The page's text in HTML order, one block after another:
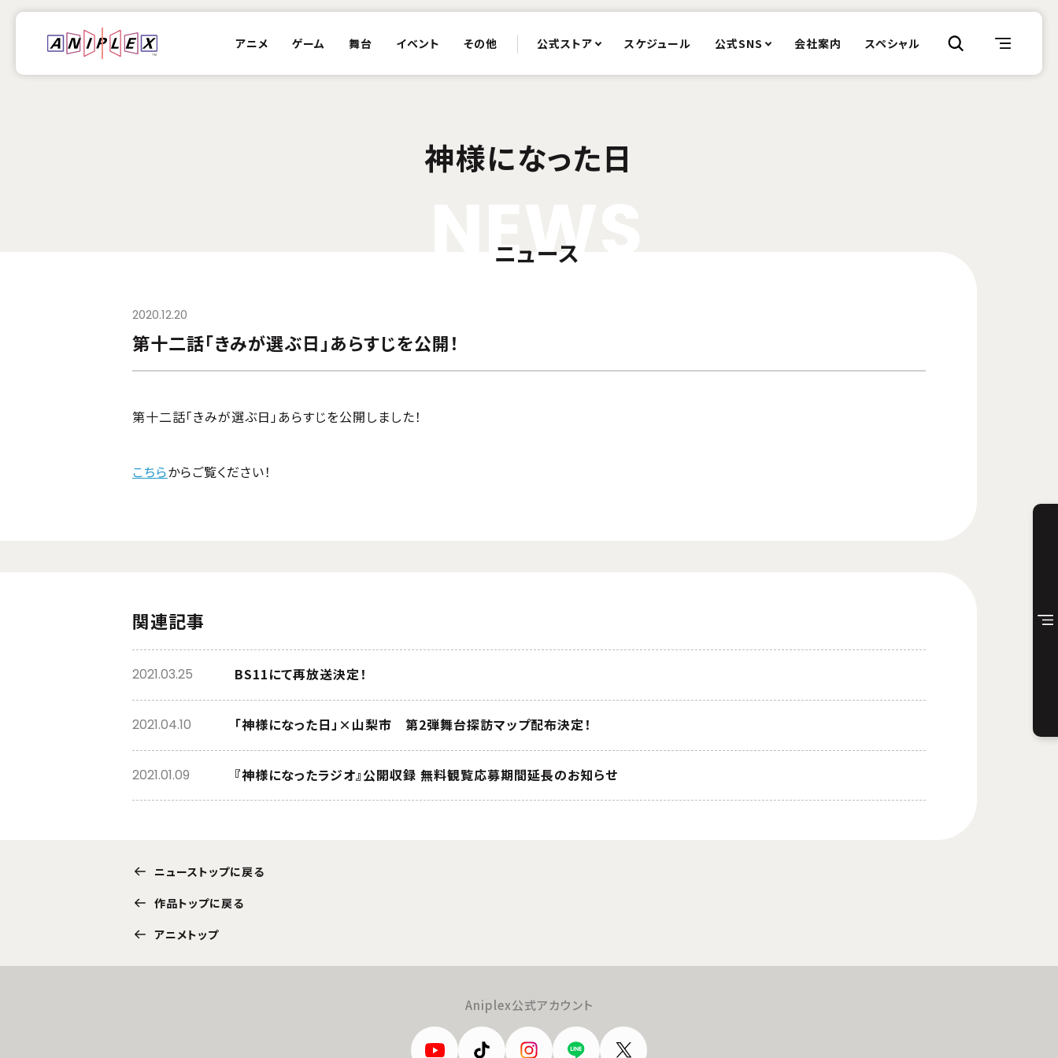
アニメ ゲーム 舞台 イベント その他 公式ストア スケジュール 公式SNS 会社案内 スペシャル
神様になった日
EW
ニュース
2020.12.20
第十二話「きみが選ぶ日」あらすじを公開！
第十二話「きみが選ぶ日」あらすじを公開しました！
こちらからご覧ください！
関連記事
BS11にて再放送決定！
2021.03.25
「神様になった日」×山梨市 第2弾舞台探訪マップ配布決定！
2021.04.10
『神様になったラジオ』公開収録 無料観覧応募期間延長のお知らせ
2021.01.09
ニューストップに戻る
作品トップに戻る
アニメトップ
Aniplex公式アカウント